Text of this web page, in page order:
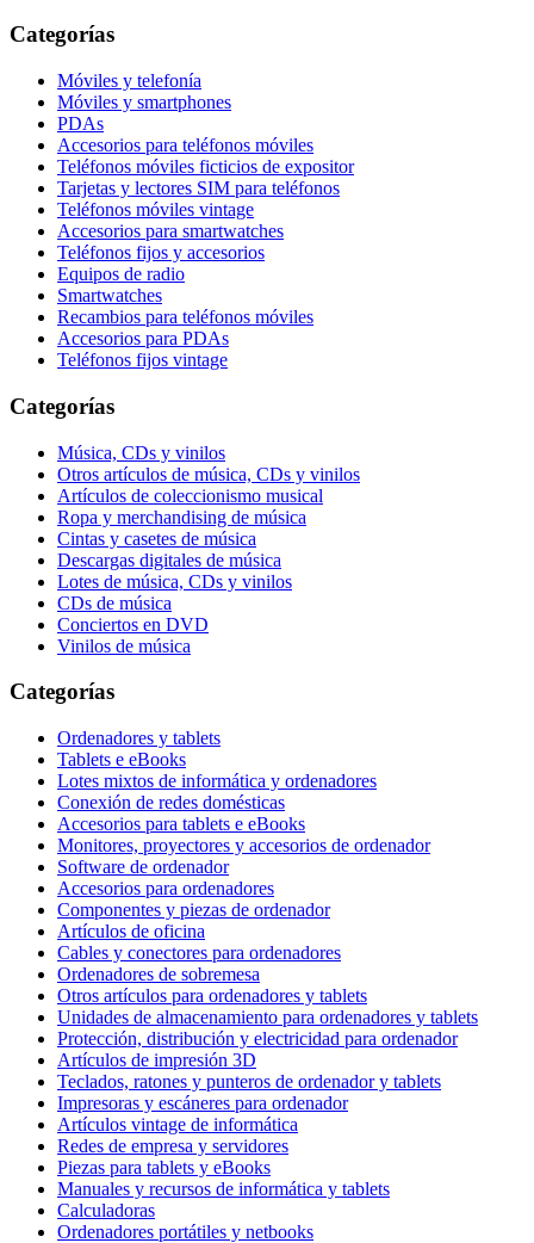
Categorías
Móviles y telefonía
Móviles y smartphones
PDAs
Accesorios para teléfonos móviles
Teléfonos móviles ficticios de expositor
Tarjetas y lectores SIM para teléfonos
Teléfonos móviles vintage
Accesorios para smartwatches
Teléfonos fijos y accesorios
Equipos de radio
Smartwatches
Recambios para teléfonos móviles
Accesorios para PDAs
Teléfonos fijos vintage
Categorías
Música, CDs y vinilos
Otros artículos de música, CDs y vinilos
Artículos de coleccionismo musical
Ropa y merchandising de música
Cintas y casetes de música
Descargas digitales de música
Lotes de música, CDs y vinilos
CDs de música
Conciertos en DVD
Vinilos de música
Categorías
Ordenadores y tablets
Tablets e eBooks
Lotes mixtos de informática y ordenadores
Conexión de redes domésticas
Accesorios para tablets e eBooks
Monitores, proyectores y accesorios de ordenador
Software de ordenador
Accesorios para ordenadores
Componentes y piezas de ordenador
Artículos de oficina
Cables y conectores para ordenadores
Ordenadores de sobremesa
Otros artículos para ordenadores y tablets
Unidades de almacenamiento para ordenadores y tablets
Protección, distribución y electricidad para ordenador
Artículos de impresión 3D
Teclados, ratones y punteros de ordenador y tablets
Impresoras y escáneres para ordenador
Artículos vintage de informática
Redes de empresa y servidores
Piezas para tablets y eBooks
Manuales y recursos de informática y tablets
Calculadoras
Ordenadores portátiles y netbooks